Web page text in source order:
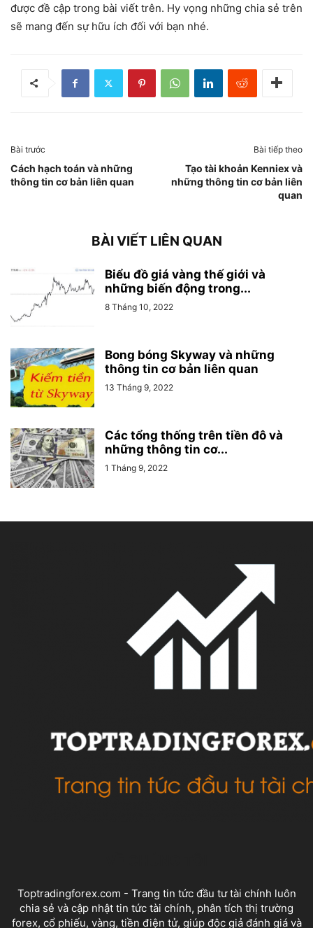
được đề cập trong bài viết trên. Hy vọng những chia sẻ trên
sẽ mang đến sự hữu ích đối với bạn nhé.
Bài trước
Cách hạch toán và những
thông tin cơ bản liên quan
Bài tiếp theo
Tạo tài khoản Kenniex và
những thông tin cơ bản liên
quan
BÀI VIẾT LIÊN QUAN
Biểu đồ giá vàng thế giới và
những biến động trong...
8 Tháng 10, 2022
Bong bóng Skyway và những
thông tin cơ bản liên quan
13 Tháng 9, 2022
Các tổng thống trên tiền đô và
những thông tin cơ...
1 Tháng 9, 2022
Toptradingforex.com - Trang tin tức đầu tư tài chính luôn
chia sẻ và cập nhật tin tức tài chính, phân tích thị trường
forex, cổ phiếu, vàng, tiền điện tử, giúp độc giả đánh giá và